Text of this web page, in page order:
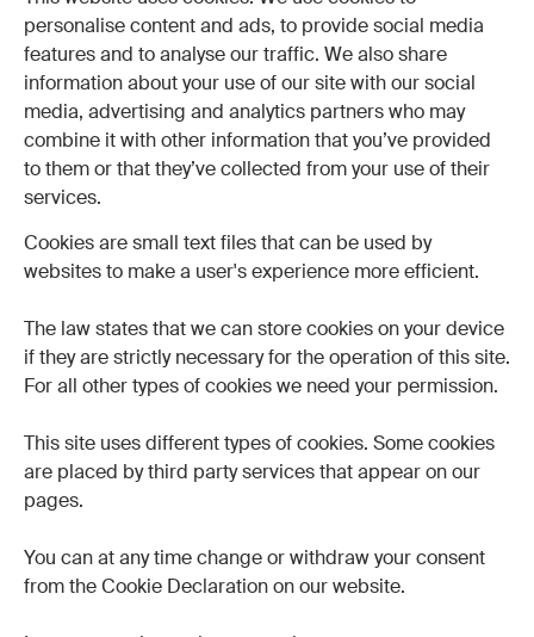
personalise content and ads, to provide social media
features and to analyse our traffic. We also share
information about your use of our site with our social
media, advertising and analytics partners who may
combine it with other information that you’ve provided
to them or that they’ve collected from your use of their
services.
Cookies are small text files that can be used by
websites to make a user's experience more efficient.
The law states that we can store cookies on your device
if they are strictly necessary for the operation of this site.
For all other types of cookies we need your permission.
This site uses different types of cookies. Some cookies
are placed by third party services that appear on our
pages.
You can at any time change or withdraw your consent
from the Cookie Declaration on our website.